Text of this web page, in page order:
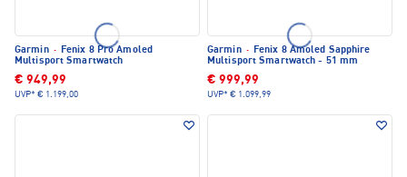
Garmin · Fenix 8 Pro Amoled
Multisport Smartwatch
€ 949,99
UVP* € 1.199,00
Garmin · Fenix 8 Amoled Sapphire
Multisport Smartwatch - 51 mm
€ 999,99
UVP* € 1.099,99